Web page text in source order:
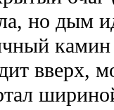
но дым
вверх,